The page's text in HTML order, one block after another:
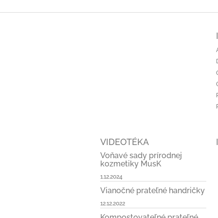
VIDEOTÉKA
Voňavé sady prírodnej
kozmetiky MusK
1.12.2024
Vianočné prateľné handričky
12.12.2022